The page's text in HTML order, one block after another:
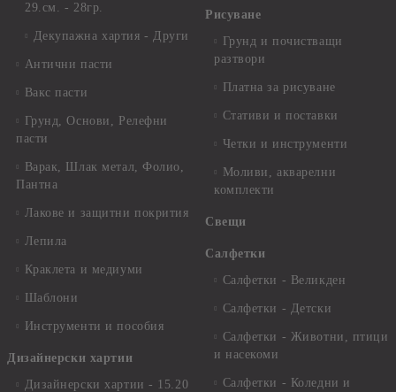
29.см. - 28гр.
Декупажна хартия - Други
Антични пасти
Вакс пасти
Грунд, Основи, Релефни
пасти
Варак, Шлак метал, Фолио,
Пантна
Лакове и защитни покрития
Лепила
Краклета и медиуми
Шаблони
Инструменти и пособия
Дизайнерски хартии
Дизайнерски хартии - 15.20
Рисуване
Грунд и почистващи
разтвори
Платна за рисуване
Стативи и поставки
Четки и инструменти
Моливи, акварелни
комплекти
Свещи
Салфетки
Салфетки - Великден
Салфетки - Детски
Салфетки - Животни, птици
и насекоми
Салфетки - Коледни и